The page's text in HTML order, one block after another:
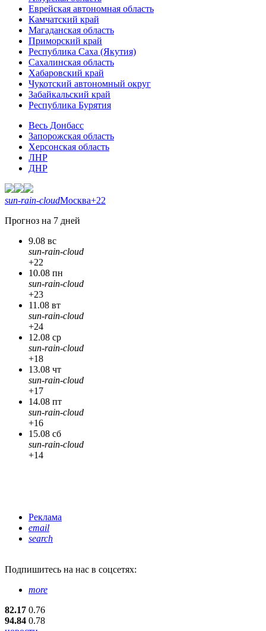
Еврейская автономная область
Камчатский край
Магаданская область
Приморский край
Республика Саха (Якутия)
Сахалинская область
Хабаровский край
Чукотский автономный округ
Забайкальский край
Республика Бурятия
Весь Донбасс
Запорожская область
Херсонская область
ЛНР
ДНР
sun-rain-cloudМосква+22
Прогноз на 7 дней
9.08 вс
sun-rain-cloud
+22
10.08 пн
sun-rain-cloud
+23
11.08 вт
sun-rain-cloud
+24
12.08 ср
sun-rain-cloud
+18
13.08 чт
sun-rain-cloud
+17
14.08 пт
sun-rain-cloud
+16
15.08 сб
sun-rain-cloud
+14
Реклама
email
search
Подпишитесь на нас в соцсетях:
more
82.17 0.76
94.84 0.78